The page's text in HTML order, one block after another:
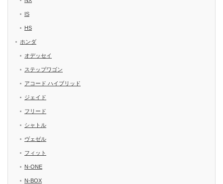
IS
HS
ホンダ
オデッセイ
ステップワゴン
アコード ハイブリッド
ジェイド
フリード
シャトル
ヴェゼル
フィット
N-ONE
N-BOX